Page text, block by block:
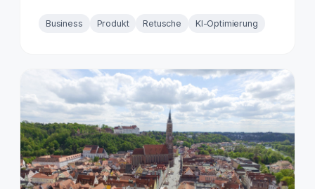
Business Produkt Retusche KI-Optimierung